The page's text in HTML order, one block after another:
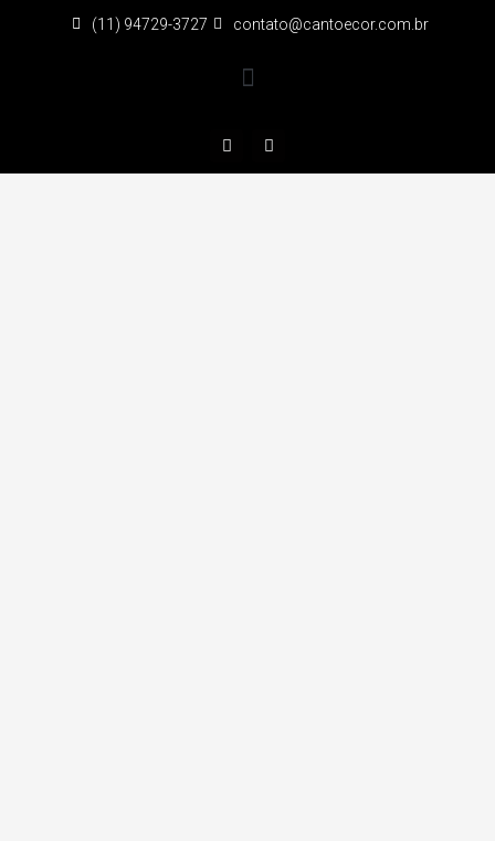
(11) 94729-3727 contato@cantoecor.com.br